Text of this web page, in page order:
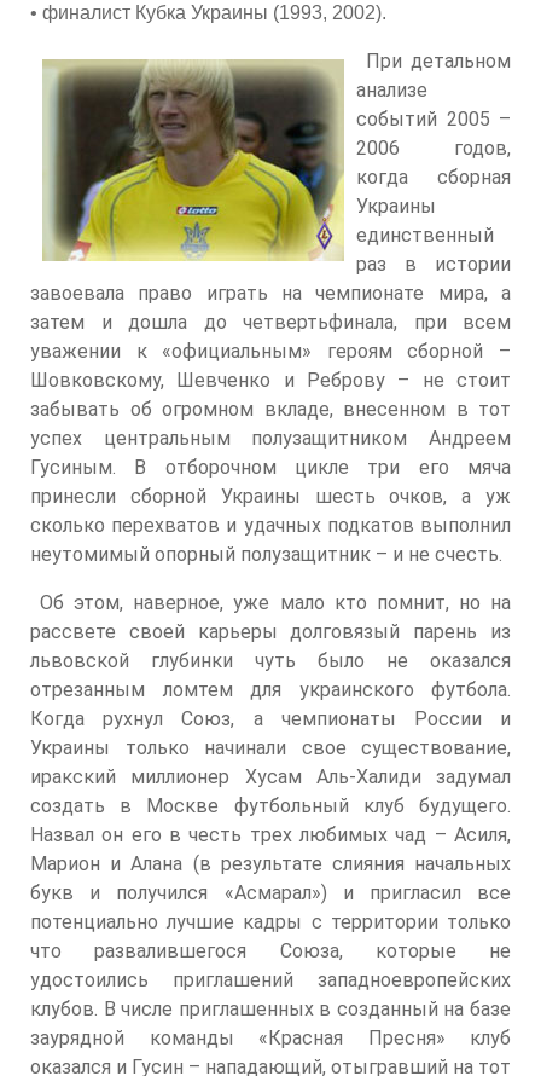
• финалист Кубка Украины (1993, 2002).
При детальном
анализе
событий 2005 –
2006 годов,
когда сборная
Украины
единственный
раз в истории
завоевала право играть на чемпионате мира, а
затем и дошла до четвертьфинала, при всем
уважении к «официальным» героям сборной –
Шовковскому, Шевченко и Реброву – не стоит
забывать об огромном вкладе, внесенном в тот
успех центральным полузащитником Андреем
Гусиным. В отборочном цикле три его мяча
принесли сборной Украины шесть очков, а уж
сколько перехватов и удачных подкатов выполнил
неутомимый опорный полузащитник – и не счесть.
Об этом, наверное, уже мало кто помнит, но на
рассвете своей карьеры долговязый парень из
львовской глубинки чуть было не оказался
отрезанным ломтем для украинского футбола.
Когда рухнул Союз, а чемпионаты России и
Украины только начинали свое существование,
иракский миллионер Хусам Аль-Халиди задумал
создать в Москве футбольный клуб будущего.
Назвал он его в честь трех любимых чад – Асиля,
Марион и Алана (в результате слияния начальных
букв и получился «Асмарал») и пригласил все
потенциально лучшие кадры с территории только
что развалившегося Союза, которые не
удостоились приглашений западноевропейских
клубов. В числе приглашенных в созданный на базе
заурядной команды «Красная Пресня» клуб
оказался и Гусин – нападающий, отыгравший на тот